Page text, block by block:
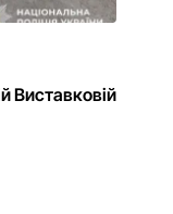
Виставковій